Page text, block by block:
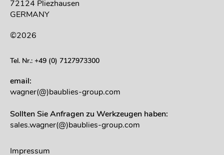
72124 Pliezhausen
GERMANY
©2026
Tel. Nr.: +49 (0) 7127973300
email:
wagner(@)baublies-group.com
Sollten Sie Anfragen zu Werkzeugen haben:
sales.wagner(@)baublies-group.com
Impressum